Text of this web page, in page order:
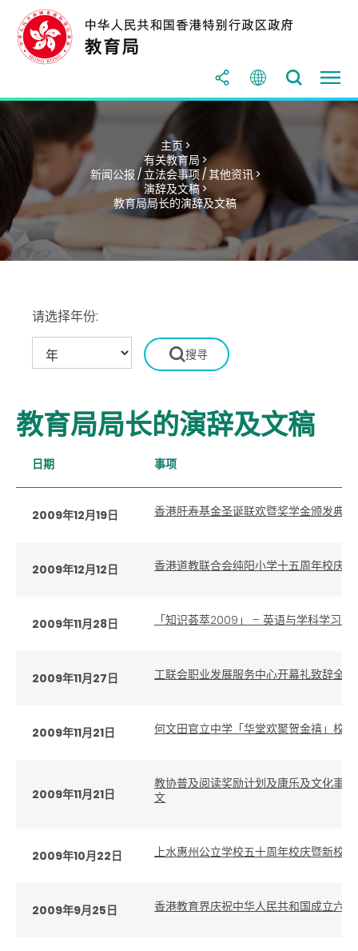
主页 >
有关教育局 >
新闻公报 / 立法会事项 / 其他资讯 >
演辞及文稿 >
教育局局长的演辞及文稿
请选择年份:
教育局局长的演辞及文稿
日期 事项
2009年12月19日 香港肝寿基金圣诞联欢暨奖学金颁发典
2009年12月12日 香港道教联合会纯阳小学十五周年校庆
2009年11月28日 「知识荟萃2009」 – 英语与学科学习致
2009年11月27日 工联会职业发展服务中心开幕礼致辞全文
2009年11月21日 何文田官立中学「华堂欢聚贺金禧」校
2009年11月21日
教协普及阅读奖励计划及康乐及文化事
文
2009年10月22日 上水惠州公立学校五十周年校庆暨新校
2009年9月25日 香港教育界庆祝中华人民共和国成立六